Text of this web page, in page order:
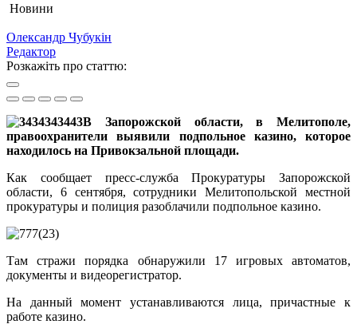
Новини
Олександр Чубукін
Редактор
Розкажіть про статтю:
В Запорожской области, в Мелитополе,
правоохранители выявили подпольное казино, которое
находилось на Привокзальной площади.
Как сообщает пресс-служба Прокуратуры Запорожской
области, 6 сентября, сотрудники Мелитопольской местной
прокуратуры и полиция разоблачили подпольное казино.
Там стражи порядка обнаружили 17 игровых автоматов,
документы и видеорегистратор.
На данный момент устанавливаются лица, причастные к
работе казино.